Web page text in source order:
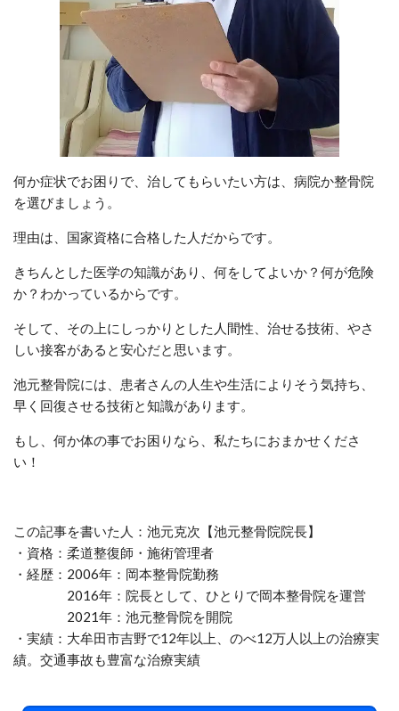
何か症状でお困りで、治してもらいたい方は、病院か整骨院
を選びましょう。
理由は、国家資格に合格した人だからです。
きちんとした医学の知識があり、何をしてよいか？何が危険
か？わかっているからです。
そして、その上にしっかりとした人間性、治せる技術、やさ
しい接客があると安心だと思います。
池元整骨院には、患者さんの人生や生活によりそう気持ち、
早く回復させる技術と知識があります。
もし、何か体の事でお困りなら、私たちにおまかせくださ
い！
この記事を書いた人：池元克次【池元整骨院院長】
・資格：柔道整復師・施術管理者
・経歴：2006年：岡本整骨院勤務
2016年：院長として、ひとりで岡本整骨院を運営
2021年：池元整骨院を開院
・実績：大牟田市吉野で12年以上、のべ12万人以上の治療実
績。交通事故も豊富な治療実績